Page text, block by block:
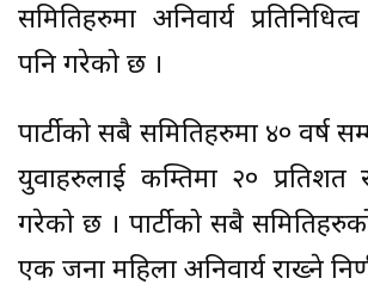
समितिहरुमा अनिवार्य
पनि गरेको छ ।
पार्टीको सबै समितिहरुमा ४० वर्ष
युवाहरुलाई कम्तिमा २० प्रतिशत
गरेको छ । पार्टीको सबै
एक जना महिला अनिवार्य राख्ने